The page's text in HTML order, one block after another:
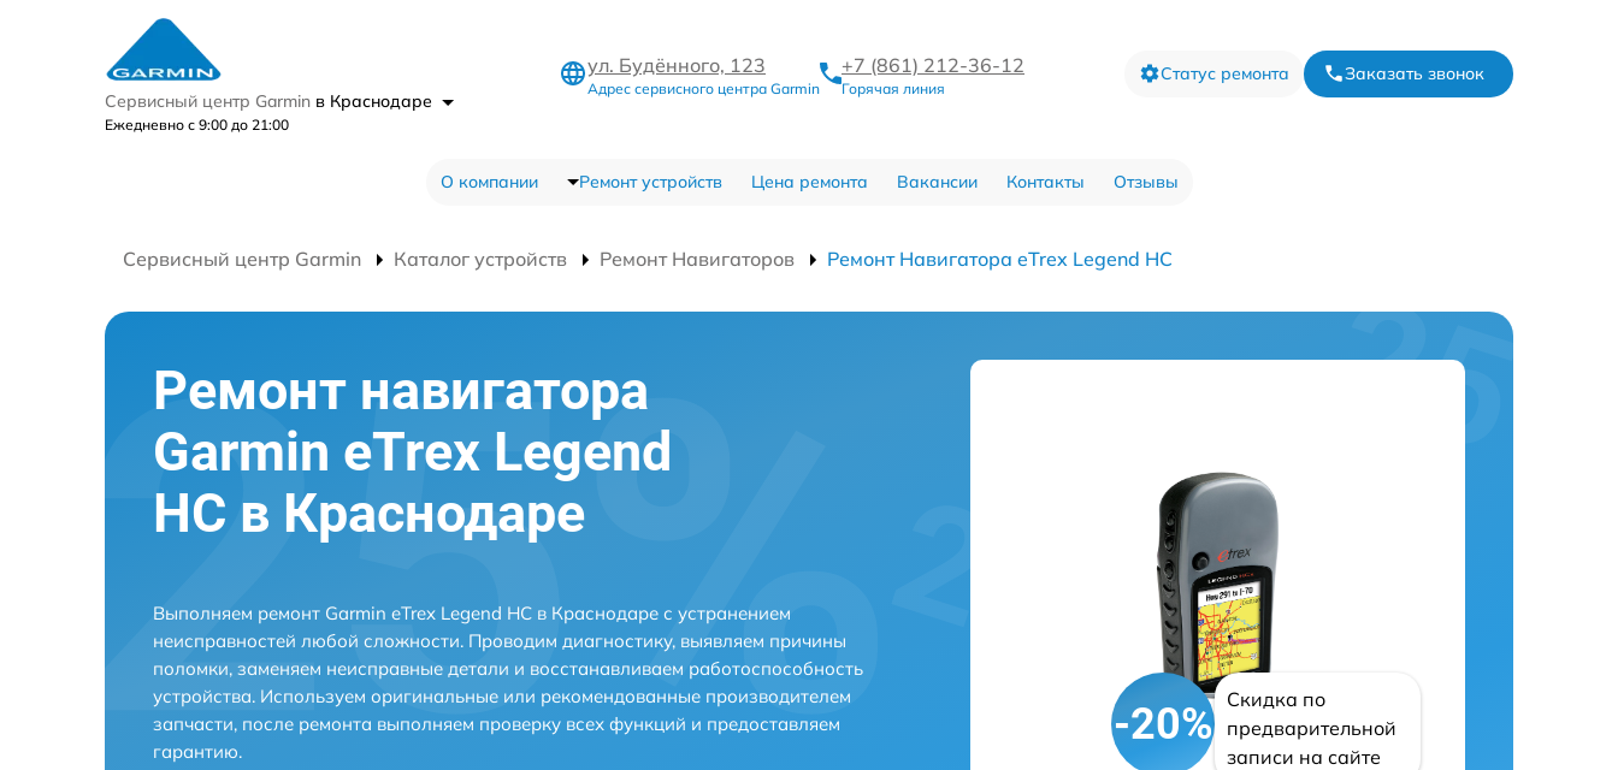
Сервисный центр Garmin в Краснодаре
Ежедневно с 9:00 до 21:00
ул. Будённого, 123
Адрес сервисного центра Garmin
+7 (861) 212-36-12
Горячая линия
Статус ремонта Заказать звонок
О компании Ремонт устройств Цена ремонта Вакансии Контакты Отзывы
Сервисный центр Garmin Каталог устройств Ремонт Навигаторов Ремонт Навигатора eTrex Legend HC
Ремонт навигатора
Garmin eTrex Legend
HC в Краснодаре
Выполняем ремонт Garmin eTrex Legend HC в Краснодаре с устранением
неисправностей любой сложности. Проводим диагностику, выявляем причины
поломки, заменяем неисправные детали и восстанавливаем работоспособность
устройства. Используем оригинальные или рекомендованные производителем
запчасти, после ремонта выполняем проверку всех функций и предоставляем
гарантию.
-20%
Скидка по
предварительной
записи на сайте